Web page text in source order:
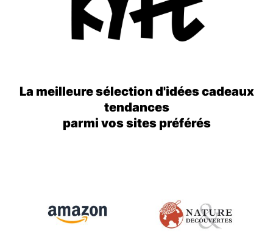
La meilleure sélection d'idées cadeaux
tendances
parmi vos sites préférés